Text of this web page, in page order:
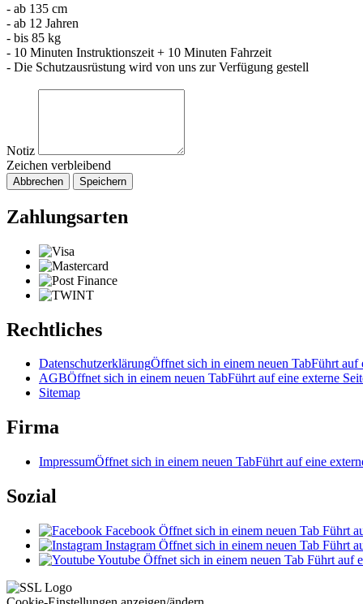
- ab 135 cm
- ab 12 Jahren
- bis 85 kg
- 10 Minuten Instruktionszeit + 10 Minuten Fahrzeit
- Die Schutzausrüstung wird von uns zur Verfügung gestell
Notiz
Zeichen verbleibend
Abbrechen Speichern
Zahlungsarten
Rechtliches
DatenschutzerklärungÖffnet sich in einem neuen TabFührt auf
AGBÖffnet sich in einem neuen TabFührt auf eine externe
Sitemap
Firma
ImpressumÖffnet sich in einem neuen TabFührt auf eine
Sozial
Facebook Öffnet sich in einem neuen Tab Führt
Instagram Öffnet sich in einem neuen Tab Führt
Youtube Öffnet sich in einem neuen Tab Führt auf